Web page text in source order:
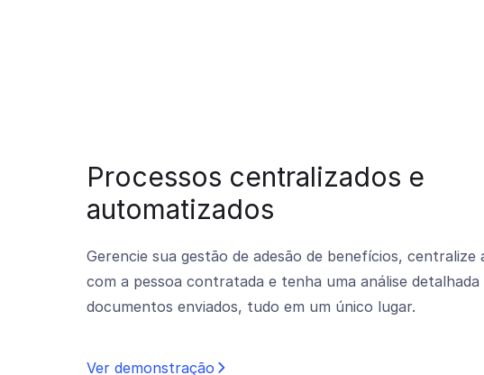
Processos centralizados e
automatizados
Gerencie sua gestão de adesão de benefícios, centralize
com a pessoa contratada e tenha uma análise detalhada
documentos enviados, tudo em um único lugar.
Ver demonstração